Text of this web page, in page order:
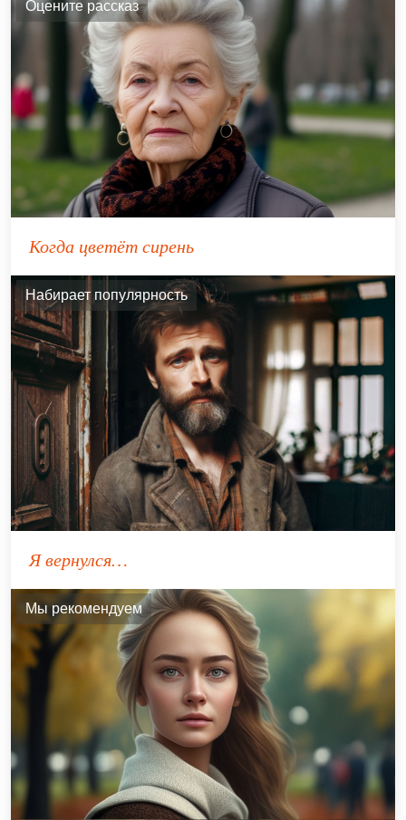
Оцените рассказ
Когда цветёт сирень
Набирает популярность
Я вернулся…
Мы рекомендуем